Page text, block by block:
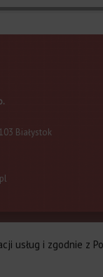
Białystok
cenę Skup działek
usług i zgodnie z